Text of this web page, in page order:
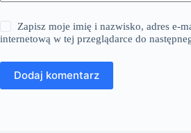
Zapisz moje imię i nazwisko, adres e-
internetową w tej przeglądarce do
Dodaj komentarz